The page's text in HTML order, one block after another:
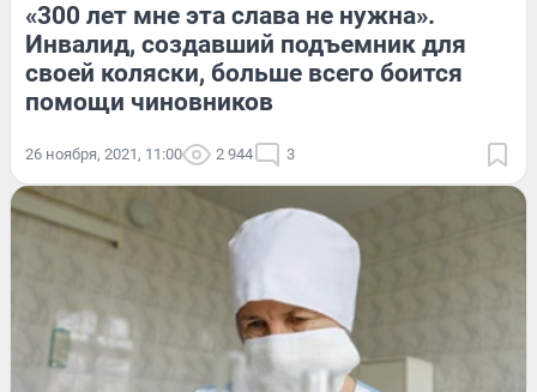
«300 лет мне эта слава не нужна».
Инвалид, создавший подъемник для
своей коляски, больше всего боится
помощи чиновников
26 ноября, 2021, 11:00 2 944 3